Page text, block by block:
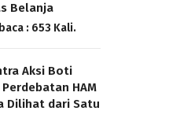
Belanja
: 653 Kali.
Aksi Boti
HAM
Dilihat dari Satu